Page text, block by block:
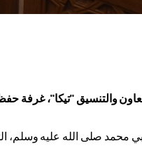
والتنسيق "تيكا"، غرفة
صلى الله عليه وسلم،